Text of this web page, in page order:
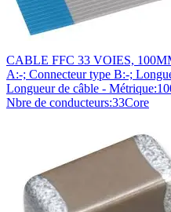
CABLE FFC 33 VOIES,
A:-; Connecteur type B:-;
Longueur de câble -
Nbre de conducteurs:33Core